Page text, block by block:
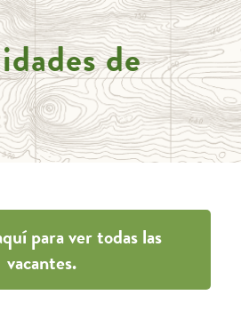
de
para ver todas las
vacantes.